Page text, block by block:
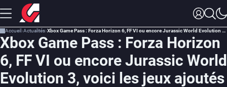
Accueil Actualités Xbox Game Pass : Forza Horizon 6, FF VI ou encore Jurassic World Evolution 3, voici les jeux ajoutés au service
Xbox Game Pass : Forza Horizon
6, FF VI ou encore Jurassic World
Evolution 3, voici les jeux ajoutés